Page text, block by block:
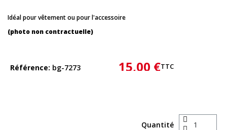
Idéal pour vêtement ou pour l'accessoire
(photo non contractuelle)
Référence bg-7273 15,00 €TTC
Quantité